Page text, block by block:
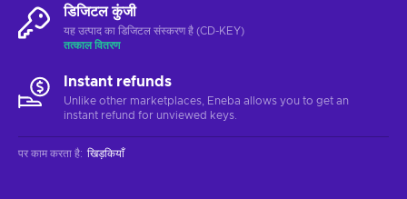
डिजिटल कुंजी
यह उत्पाद का डिजिटल संस्करण है (CD-KEY)
तत्काल वितरण
Instant refunds
Unlike other marketplaces, Eneba allows you to get an
instant refund for unviewed keys.
पर काम करता है: खिड़कियाँ